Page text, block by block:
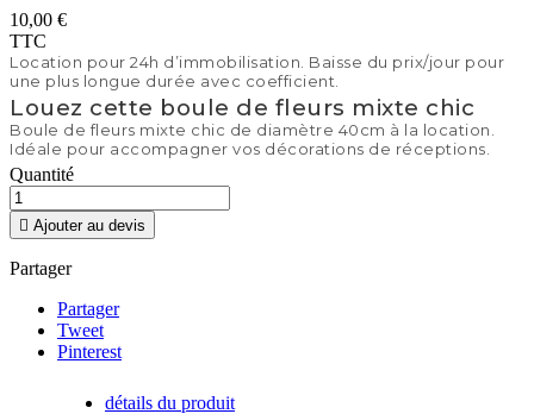
10,00 €
TTC
Location pour 24h d’immobilisation. Baisse du prix/jour pour
une plus longue durée avec coefficient.
Louez cette boule de fleurs mixte chic
Boule de fleurs mixte chic de diamètre 40cm à la location.
Idéale pour accompagner vos décorations de réceptions.
Quantité
 Ajouter au devis
Partager
Partager
Tweet
Pinterest
détails du produit